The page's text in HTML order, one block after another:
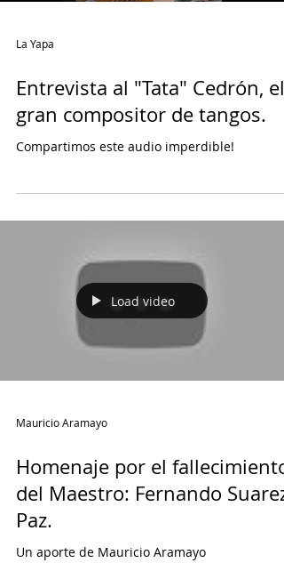
La Yapa
Entrevista al "Tata" Cedrón, el
gran compositor de tangos.
Mauricio Aramayo
Homenaje por el fallecimiento
del Maestro: Fernando Suarez
Paz.